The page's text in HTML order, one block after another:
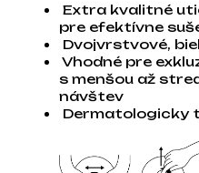
Extra kvalitné
pre efektívne
Dvojvrstvové,
Vhodné pre
s menšou až
návštev
Dermatologicky